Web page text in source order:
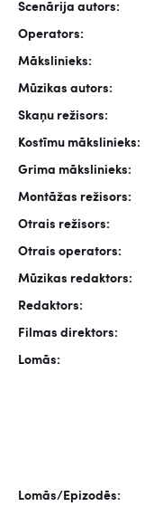
Scenārija autors:
Operators:
Mākslinieks:
Mūzikas autors:
Skaņu režisors:
Kostīmu mākslinieks:
Grima mākslinieks:
Montāžas režisors:
Otrais režisors:
Otrais operators:
Mūzikas redaktors:
Redaktors:
Filmas direktors:
Lomās:
Lomās/Epizodēs: